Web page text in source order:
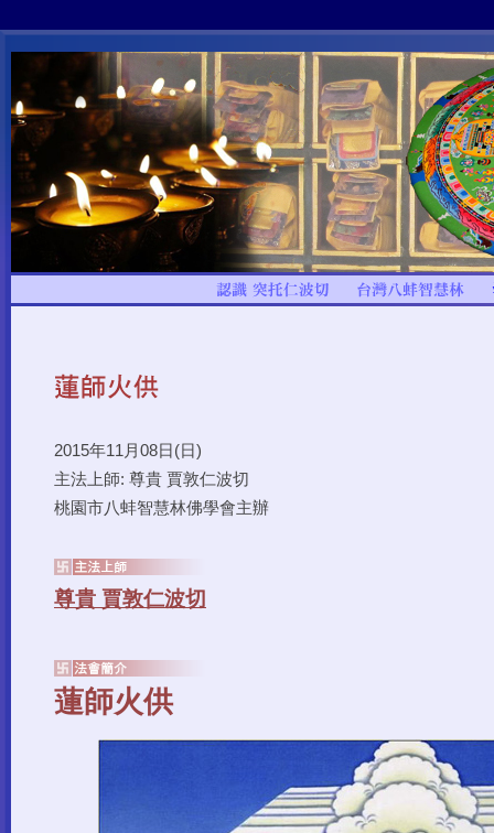
2015年11月08日(日)
主法上師: 尊貴 賈敦仁波切
桃園市八蚌智慧林佛學會主辦